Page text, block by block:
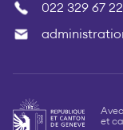
022 329 67 22
et